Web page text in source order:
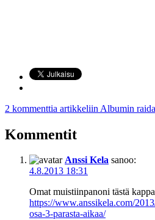
2 kommenttia artikkeliin Albumin
Kommentit
Anssi Kela sanoo:
4.8.2013 18:31
Omat muistiinpanoni tästä
https://www.anssikela.com/
osa-3-parasta-aikaa/